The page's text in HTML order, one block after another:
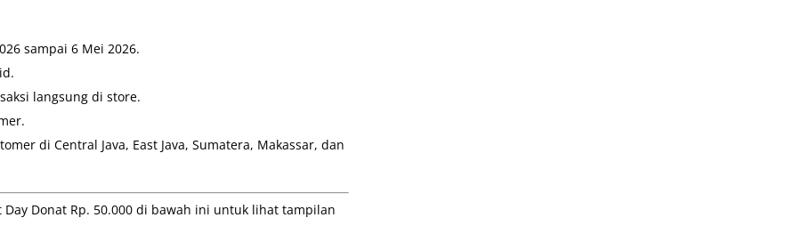
sampai 6 Mei 2026.
langsung di store.
di Central Java, East Java, Sumatera, Makassar, dan
Day Donat Rp. 50.000 di bawah ini untuk lihat tampilan